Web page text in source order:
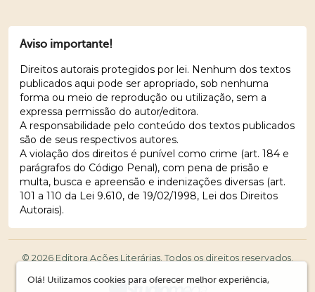
Aviso importante!
Direitos autorais protegidos por lei. Nenhum dos textos
publicados aqui pode ser apropriado, sob nenhuma
forma ou meio de reprodução ou utilização, sem a
expressa permissão do autor/editora.
A responsabilidade pelo conteúdo dos textos publicados
são de seus respectivos autores.
A violação dos direitos é punível como crime (art. 184 e
parágrafos do Código Penal), com pena de prisão e
multa, busca e apreensão e indenizações diversas (art.
101 a 110 da Lei 9.610, de 19/02/1998, Lei dos Direitos
Autorais).
© 2026 Editora Ações Literárias. Todos os direitos reservados.
Olá! Utilizamos cookies para oferecer melhor experiência,